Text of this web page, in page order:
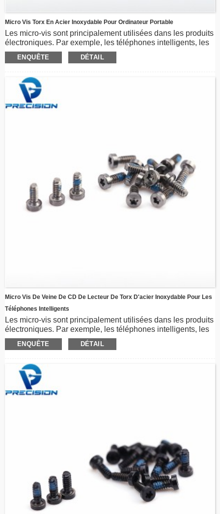
Micro Vis Torx En Acier Inoxydable Pour Ordinateur Portable
Les micro-vis sont principalement utilisées dans les produits
électroniques. Par exemple, les téléphones intelligents, les
ordinateurs portables, les montres, etc. Les vis sont en acier
inoxydable, en acier au carbone ou peuvent être
revêtement PVD, les vis ont une excellente résistance à la
corrosion et une belle apparence.
ENQUÊTE DÉTAIL
Micro Vis De Veine De CD De Lecteur De Torx D'acier Inoxydable Pour Les
Téléphones Intelligents
Les micro-vis sont principalement utilisées dans les produits
électroniques. Par exemple, les téléphones intelligents, les
ordinateurs portables, les montres, etc. Les vis sont en acier
inoxydable, en acier au carbone ou peuvent être
revêtement PVD, les vis ont une excellente résistance à la
corrosion et une belle apparence.
ENQUÊTE DÉTAIL